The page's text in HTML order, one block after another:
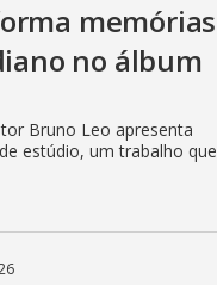
memórias
no álbum
Bruno Leo apresenta
estúdio, um trabalho que